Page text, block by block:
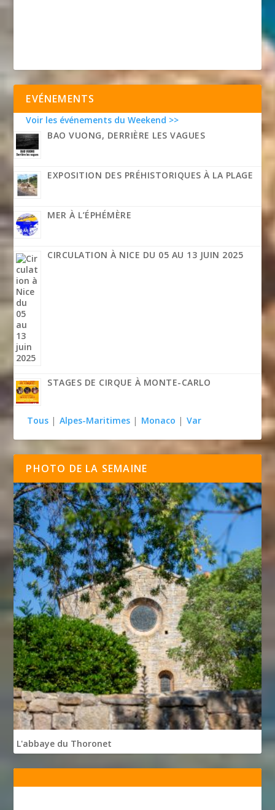
EVÉNEMENTS
Voir les événements du Weekend >>
BAO VUONG, DERRIÈRE LES VAGUES
EXPOSITION DES PRÉHISTORIQUES À LA PLAGE
MER À L’ÉPHÉMÈRE
CIRCULATION À NICE DU 05 AU 13 JUIN 2025
STAGES DE CIRQUE À MONTE-CARLO
Tous | Alpes-Maritimes | Monaco | Var
PHOTO DE LA SEMAINE
L'abbaye du Thoronet